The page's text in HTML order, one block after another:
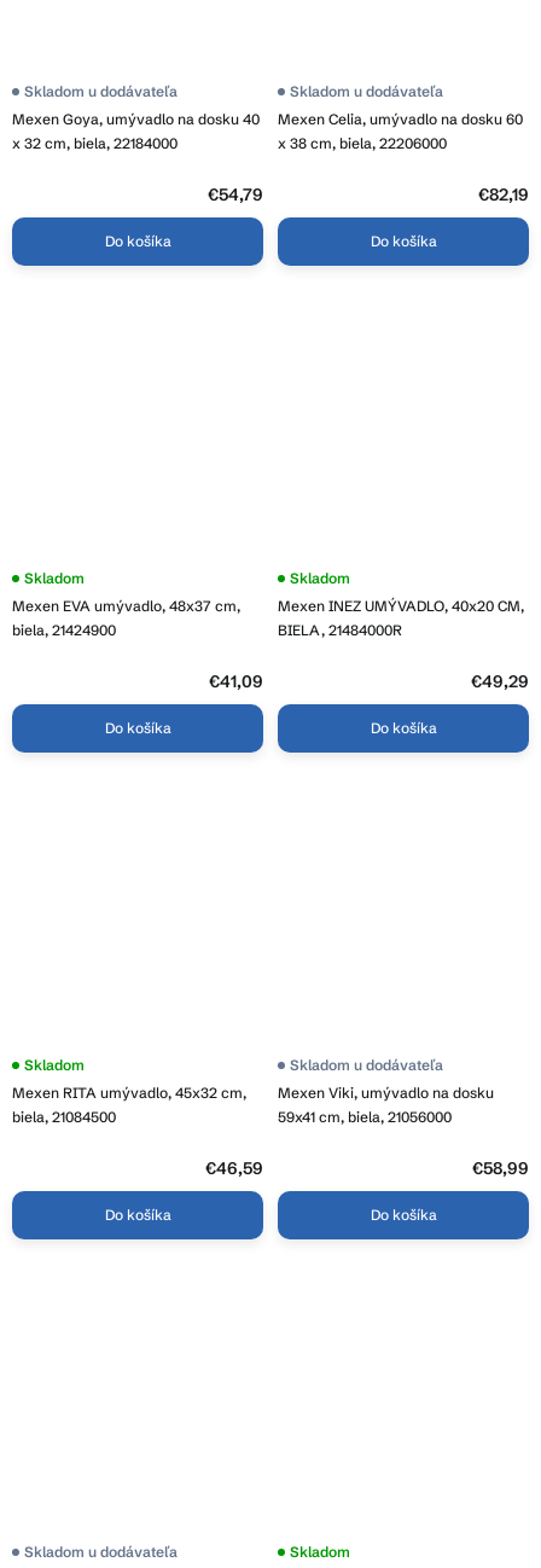
Mexen Goya, umývadlo na dosku 40
x 32 cm, biela, 22184000
Skladom u dodávateľa
€54,79
Do košíka
Mexen Celia, umývadlo na dosku 60
x 38 cm, biela, 22206000
Skladom u dodávateľa
€82,19
Do košíka
Mexen EVA umývadlo, 48x37 cm,
biela, 21424900
Priemerné
produktu
je
Skladom
€41,09
Do košíka
Mexen INEZ UMÝVADLO, 40x20 CM,
BIELA, 21484000R
Priemerné
produktu
je
Skladom
€49,29
Do košíka
Mexen RITA umývadlo, 45x32 cm,
biela, 21084500
Priemerné
produktu
je
Skladom
€46,59
Do košíka
Mexen Viki, umývadlo na dosku
59x41 cm, biela, 21056000
Priemerné
produktu
je
Skladom u dodávateľa
€58,99
Do košíka
Priemerné
Skladom u dodávateľa
Priemerné
Skladom